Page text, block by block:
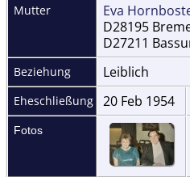
Mutter Eva
D28195
D27211
Beziehung Leiblich
Eheschließung 20 Feb 1954
Fotos